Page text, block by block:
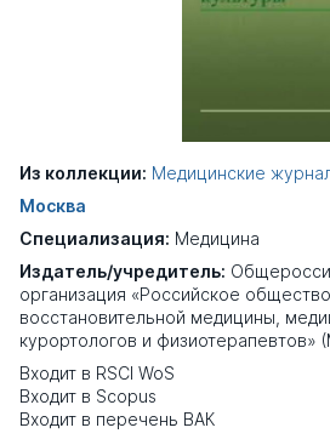
Из коллекции: Медицинские
Москва
Специализация: Медицина
Издатель/учредитель:
организация «Российское
восстановительной медицины,
курортологов и физиотерапевтов»
Входит в RSCI WoS
Входит в Scopus
Входит в перечень ВАК